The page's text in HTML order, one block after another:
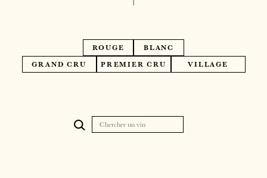
ROUGE
BLANC
GRAND CRU
PREMIER CRU VILLAGE